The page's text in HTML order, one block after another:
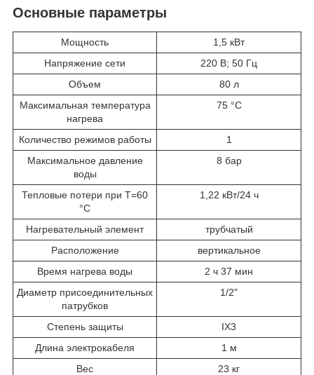
Основные параметры
Мощность
1,5 кВт
Напряжение сети
220 В; 50 Гц
Объем
80 л
Максимальная температура
нагрева
75 °C
Количество режимов работы
1
Максимальное давление
воды
8 бар
Тепловые потери при T=60
°С
1,22 кВт/24 ч
Нагревательный элемент
трубчатый
Расположение
вертикальное
Время нагрева воды
2 ч 37 мин
Диаметр присоединительных
патрубков
1/2"
Степень защиты
IX3
Длина электрокабеля
1 м
Вес
23 кг